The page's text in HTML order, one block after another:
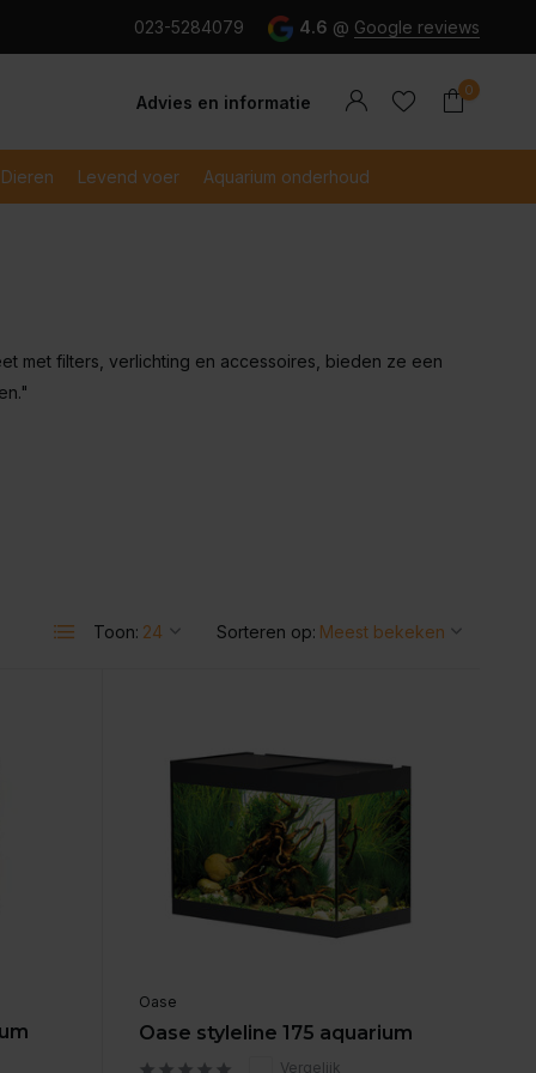
en snel betaald met iDeal
023-5284079 4.6 @ Google reviews
Advies en informatie
aanmaken
0
Dieren Levend voer Aquarium onderhoud
met filters, verlichting en accessoires, bieden ze een
Toon: Sorteren op:
Oase
Oase styleline 175 aquarium
Vergelijk